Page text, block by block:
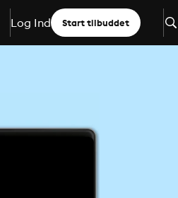
Log Ind Start tilbuddet